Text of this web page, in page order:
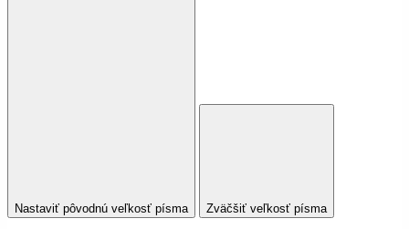
Nastaviť pôvodnú veľkosť písma Zväčšiť veľkosť písma